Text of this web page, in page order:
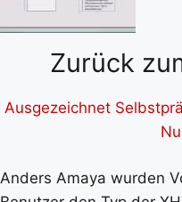
Zurück
Ausgezeichnet
Anders Amaya wurden